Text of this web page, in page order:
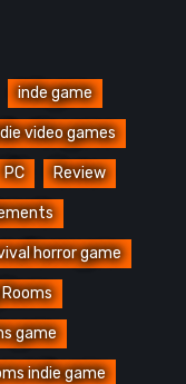
inde game
video games
PC Review
horror game
game
indie game